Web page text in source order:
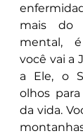
mais do
mental,
você vai a
a Ele, o
olhos
da vida.